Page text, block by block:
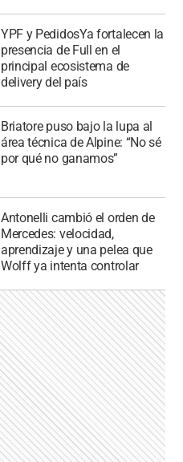
YPF y PedidosYa fortalecen la
presencia de Full en el
principal ecosistema de
delivery del país
Briatore puso bajo la lupa al
área técnica de Alpine: “No sé
por qué no ganamos”
Antonelli cambió el orden de
Mercedes: velocidad,
aprendizaje y una pelea que
Wolff ya intenta controlar